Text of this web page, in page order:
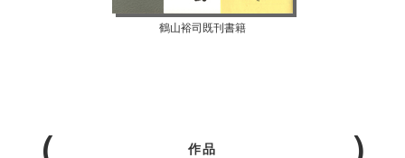
鶴山裕司既刊書籍
作品